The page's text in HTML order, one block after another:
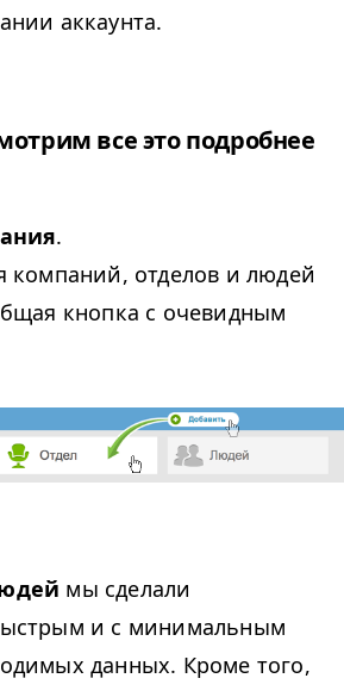
аккаунта.
все это подробнее
.
компаний, отделов и людей
кнопка с очевидным
мы сделали
и с минимальным
данных. Кроме того,